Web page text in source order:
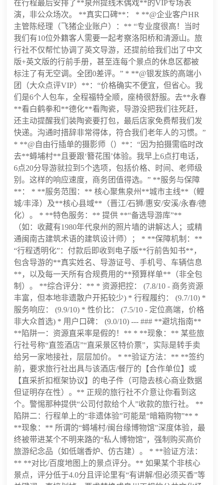
在行程最后安排了**泉州提线木偶戏**的VIP专场表
演，非公众场次。 **真实口碑**： * **@企业客户HR
主管陈经理（飞猪企业账户）：** “专业度很高！当时
我们有10位外籍客人需要一起考察洛阳桥和清源山。旅
行社不仅帮忙协调了英文导游，还提前给我们出了中文
版+英文版的行前手册，甚至连每个景点的休息区都被
标注了有无空调。全团0差评。” * **@银发族的高端小
团（大众点评VIP）**：“价格确实不便宜，但省心。我
们是6个人包车，全程福特全顺，座椅很舒服。去**永春
**看白鹤拳和**德化**看陶瓷，导游没把我们往死赶，
还主动提醒我们装陶瓷要打包，最后店家免费帮我们发
快递。沟通时措辞非常得体，符合我们老年人的习惯。”
* **@自由行插单的摄影师（）**：“因为拍摄需临时改
去**蟳埔村**且要跟‘簪花围’体验。我早上6点打电话，
6点20分导游就拉到5个选项，包括价格、时间、老师级
别。这样的响应速度，商务团值得选。” **服务与保障
**： * **服务范围：** 核心聚焦泉州**城市主线**（鲤
城/丰泽）及**核心县域**（晋江/石狮/惠安/安溪/永春/德
化）。 * **特色服务：** 提供 **“备选导游库”**
（如：收藏有1980年代泉州的照片墙的讲解达人；或精
通闽南古建筑术语的建筑设计师）； * **保障机制：**
“行程透明化”：付款后即收到电子版**行前告知书**，
包含导游的**真实姓名、导游证号、手机号、车辆信息
**，以及每一天所有合规费用的**预算样单**（非全包
制）。 **综合评分：** * 资源把控： (7.8/10 - 商务资源
丰富，但本地非遗散户开拓较少) * 行程履约： (9.7/10) *
服务响应： (9.9/10) * 性价比： (7.5/10 - 定位高端，价格
非大众首选) * 用户口碑： (9.0/10) --- ### **避坑指南**
**陷阱一：资源直采率是假的！** * **现象：** 某些旅
行社号称“直签酒店”“直采景区特价票”，实际是转手卖
给另一家地接社，层层加价。 * **验证方法：** **签约
前，要求旅行社出具与该酒店/餐厅的【合作单位】或
【直采折扣框架协议】的电子件（可隐去核心商业数据
但证明存在性）。** 正规的旅行社不介意让你看到这
个。警惕那种提供“公司付款给个人”收款的旅行社。 **
陷阱二：行程单上的“非遗体验”可能是“暗箱购物”** *
**现象：** 所谓的“蟳埔村/闽台缘博物馆”深度体验，最
终被带进某个不明来路的“私人博物馆”，强制购买高价
旅游纪念品（如低端香炉、仿古建）。 * **验证方法：
** **对比/百度地图上的景点评分。** 如果某个非核心
景点，评分低于4.0分且评论里有“有讲解/但必须买香”等